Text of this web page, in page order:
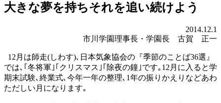
大きな夢を持ちそれを追い続けよう
2014.12.1
市川学園理事長・学園長 古賀 正一
12月は師走(しわす)､日本気象協会の『季節のことば36選』
では､｢冬将軍｣｢クリスマス｣｢除夜の鐘｣です｡12月に入ると学
期末試験､終業式､今年一年の整理､1年の振りかえりなどあわ
ただしい月になります｡